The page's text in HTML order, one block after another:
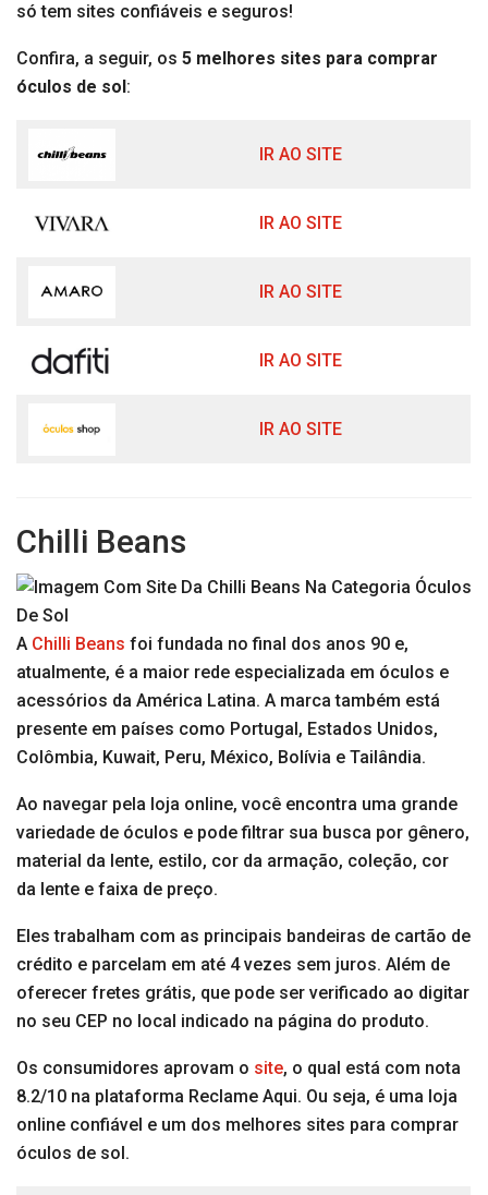
só tem sites confiáveis e seguros!
Confira, a seguir, os 5 melhores sites para comprar
óculos de sol :
IR AO SITE
IR AO SITE
IR AO SITE
IR AO SITE
IR AO SITE
Chilli Beans
A Chilli Beans foi fundada no final dos anos 90 e,
atualmente, é a maior rede especializada em óculos e
acessórios da América Latina. A marca também está
presente em países como Portugal, Estados Unidos,
Colômbia, Kuwait, Peru, México, Bolívia e Tailândia.
Ao navegar pela loja online, você encontra uma grande
variedade de óculos e pode filtrar sua busca por gênero,
material da lente, estilo, cor da armação, coleção, cor
da lente e faixa de preço.
Eles trabalham com as principais bandeiras de cartão de
crédito e parcelam em até 4 vezes sem juros. Além de
oferecer fretes grátis, que pode ser verificado ao digitar
no seu CEP no local indicado na página do produto.
Os consumidores aprovam o site, o qual está com nota
8.2/10 na plataforma Reclame Aqui. Ou seja, é uma loja
online confiável e um dos melhores sites para comprar
óculos de sol.